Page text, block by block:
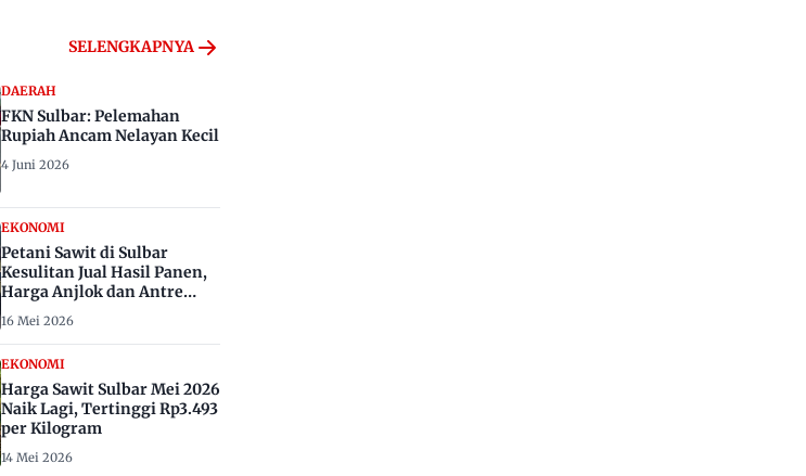
SELENGKAPNYA
DAERAH
FKN Sulbar: Pelemahan
Rupiah Ancam Nelayan Kecil
4 Juni 2026
EKONOMI
Petani Sawit di Sulbar
Kesulitan Jual Hasil Panen,
Harga Anjlok dan Antre
16 Mei 2026
EKONOMI
Harga Sawit Sulbar Mei 2026
Naik Lagi, Tertinggi Rp3.493
per Kilogram
14 Mei 2026